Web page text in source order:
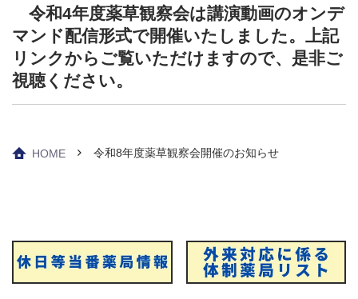
令和4年度薬草観察会は講演動画のオンデ
マンド配信形式で開催いたしました。上記
リンクからご覧いただけますので、是非ご
視聴ください。
HOME 令和8年度薬草観察会開催のお知らせ